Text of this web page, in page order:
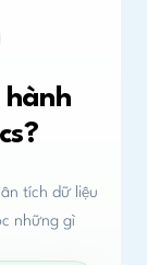
hành
tích dữ liệu
những gì